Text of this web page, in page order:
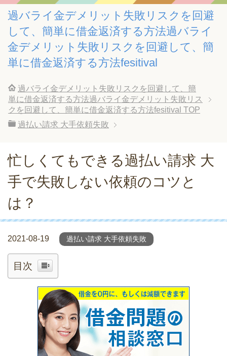
過バライ金デメリット失敗リスクを回避
して、簡単に借金返済する方法過バライ
金デメリット失敗リスクを回避して、簡
単に借金返済する方法fesitival
過バライ金デメリット失敗リスクを回避して、簡
単に借金返済する方法過バライ金デメリット失敗リス
クを回避して、簡単に借金返済する方法fesitival TOP
過払い請求 大手依頼失敗
忙しくてもできる過払い請求 大
手で失敗しない依頼のコツと
は？
2021-08-19 過払い請求 大手依頼失敗
目次